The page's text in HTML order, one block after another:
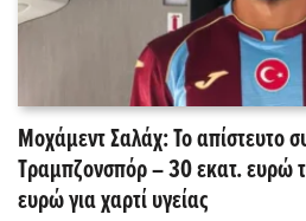
Μοχάμεντ Σαλάχ: Το απίστευτο
Τραμπζονσπόρ – 30 εκατ. ευρώ
ευρώ για χαρτί υγείας